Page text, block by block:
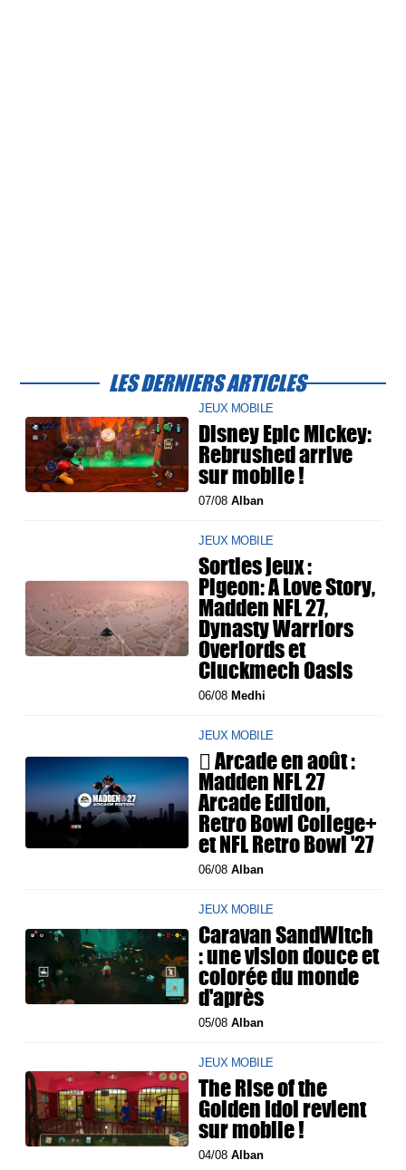
LES DERNIERS ARTICLES
JEUX MOBILE
Disney Epic Mickey:
Rebrushed arrive
sur mobile !
07/08Alban
JEUX MOBILE
Sorties jeux :
Pigeon: A Love Story,
Madden NFL 27,
Dynasty Warriors
Overlords et
Cluckmech Oasis
06/08 Medhi
JEUX MOBILE
 Arcade en août :
Madden NFL 27
Arcade Edition,
Retro Bowl College+
et NFL Retro Bowl '27
06/08Alban
JEUX MOBILE
Caravan SandWitch
: une vision douce et
colorée du monde
d'après
05/08Alban
JEUX MOBILE
The Rise of the
Golden Idol revient
sur mobile !
04/08Alban